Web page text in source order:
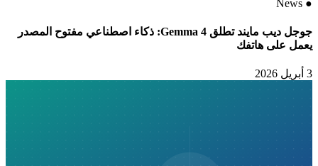
●
News
جوجل ديب مايند تطلق Gemma 4: ذكاء اصطناعي مفتوح المصدر
يعمل على هاتفك